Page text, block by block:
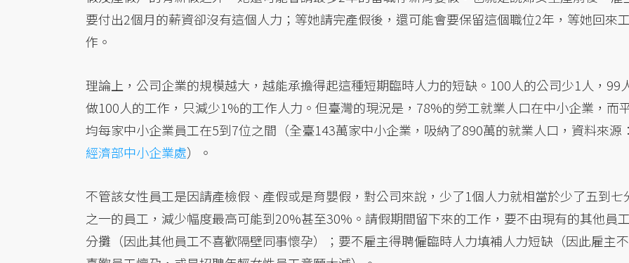
要付出2個月的薪資卻沒有這個人力；等她請完產假後，還可能會要保留這個職位2年，等她回來
作。
理論上，公司企業的規模越大，越能承擔得起這種短期臨時人力的短缺。100人的公司少1人，99
做100人的工作，只減少1%的工作人力。但臺灣的現況是，78%的勞工就業人口在中小企業，而
均每家中小企業員工在5到7位之間（全臺143萬家中小企業，吸納了890萬的就業人口，資料來源
經濟部中小企業處）。
不管該女性員工是因請產檢假、產假或是育嬰假，對公司來說，少了1個人力就相當於少了五到七
之一的員工，減少幅度最高可能到20%甚至30%。請假期間留下來的工作，要不由現有的其他員
分攤（因此其他員工不喜歡隔壁同事懷孕）；要不雇主得聘僱臨時人力填補人力短缺（因此雇主不